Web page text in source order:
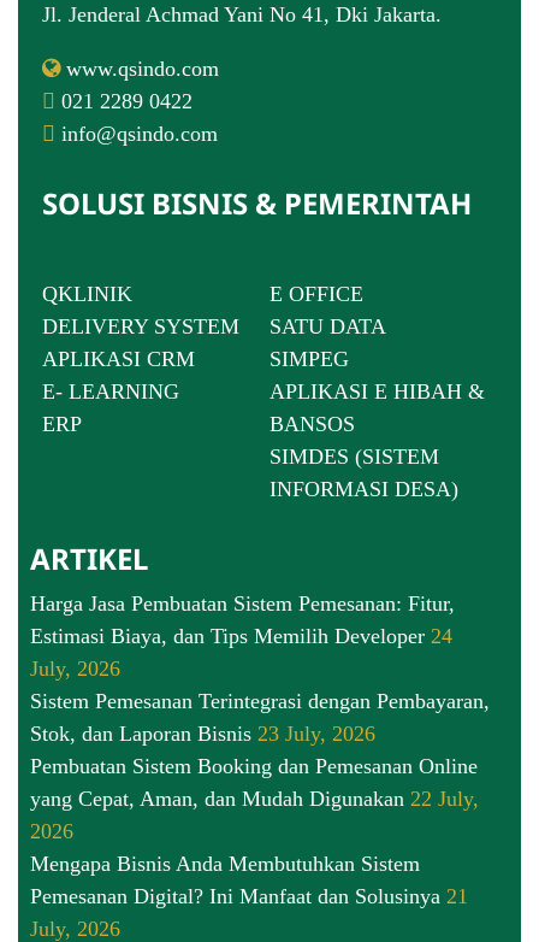
Jl. Jenderal Achmad Yani No 41, Dki Jakarta.
www.qsindo.com
021 2289 0422
info@qsindo.com
SOLUSI BISNIS & PEMERINTAH
QKLINIK
DELIVERY SYSTEM
APLIKASI CRM
E- LEARNING
ERP
E OFFICE
SATU DATA
SIMPEG
APLIKASI E HIBAH &
BANSOS
SIMDES (SISTEM
INFORMASI DESA)
ARTIKEL
Harga Jasa Pembuatan Sistem Pemesanan: Fitur,
Estimasi Biaya, dan Tips Memilih Developer 24
July, 2026
Sistem Pemesanan Terintegrasi dengan Pembayaran,
Stok, dan Laporan Bisnis 23 July, 2026
Pembuatan Sistem Booking dan Pemesanan Online
yang Cepat, Aman, dan Mudah Digunakan 22 July,
2026
Mengapa Bisnis Anda Membutuhkan Sistem
Pemesanan Digital? Ini Manfaat dan Solusinya 21
July, 2026